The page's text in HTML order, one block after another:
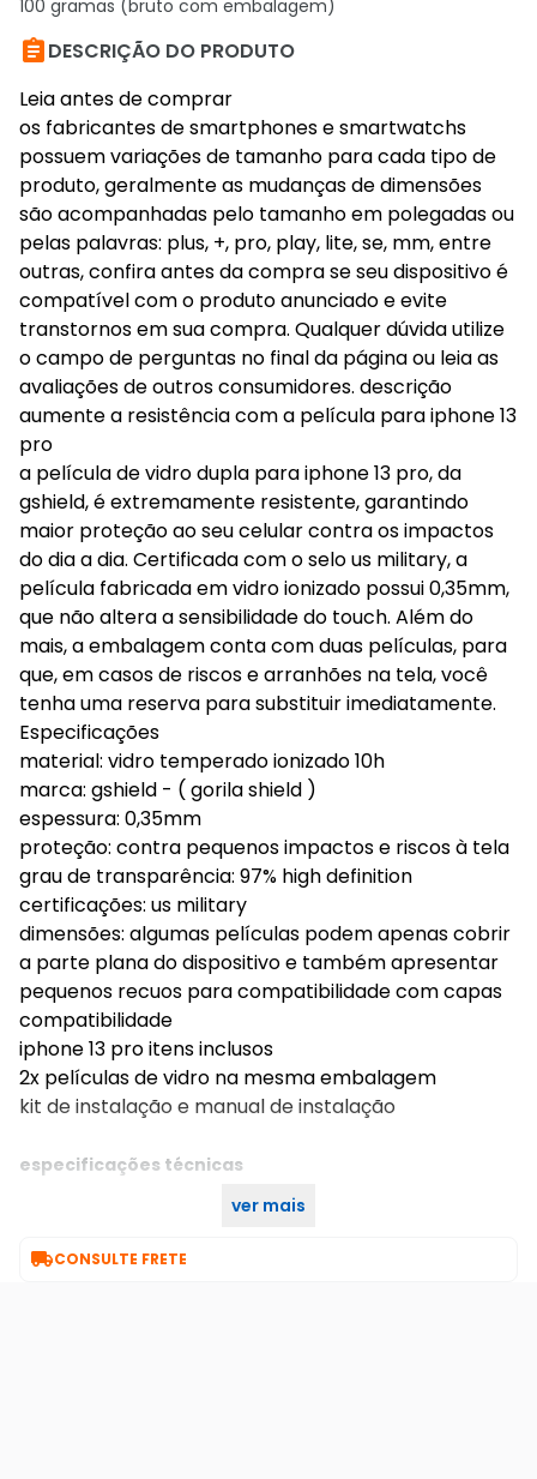
100 gramas (bruto com embalagem)
DESCRIÇÃO DO PRODUTO
Leia antes de comprar
os fabricantes de smartphones e smartwatchs
possuem variações de tamanho para cada tipo de
produto, geralmente as mudanças de dimensões
são acompanhadas pelo tamanho em polegadas ou
pelas palavras: plus, +, pro, play, lite, se, mm, entre
outras, confira antes da compra se seu dispositivo é
compatível com o produto anunciado e evite
transtornos em sua compra. Qualquer dúvida utilize
o campo de perguntas no final da página ou leia as
avaliações de outros consumidores. descrição
aumente a resistência com a película para iphone 13
pro
a película de vidro dupla para iphone 13 pro, da
gshield, é extremamente resistente, garantindo
maior proteção ao seu celular contra os impactos
do dia a dia. Certificada com o selo us military, a
película fabricada em vidro ionizado possui 0,35mm,
que não altera a sensibilidade do touch. Além do
mais, a embalagem conta com duas películas, para
que, em casos de riscos e arranhões na tela, você
tenha uma reserva para substituir imediatamente.
Especificações
material: vidro temperado ionizado 10h
marca: gshield - ( gorila shield )
espessura: 0,35mm
proteção: contra pequenos impactos e riscos à tela
grau de transparência: 97% high definition
certificações: us military
dimensões: algumas películas podem apenas cobrir
a parte plana do dispositivo e também apresentar
pequenos recuos para compatibilidade com capas
compatibilidade
iphone 13 pro itens inclusos
2x películas de vidro na mesma embalagem
kit de instalação e manual de instalação
especificações técnicas
ver mais
CONSULTE FRETE